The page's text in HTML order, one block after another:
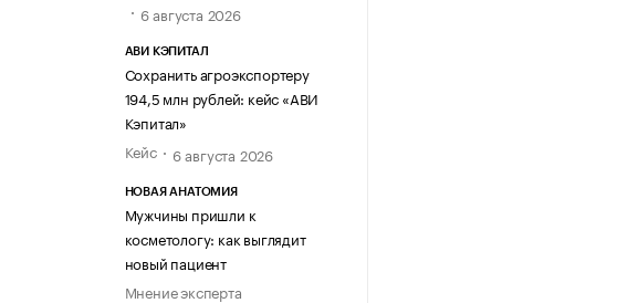
6 августа 2026
АВИ КЭПИТАЛ
Сохранить агроэкспортеру
194,5 млн рублей: кейс «АВИ
Кэпитал»
Кейс
6 августа 2026
НОВАЯ АНАТОМИЯ
Мужчины пришли к
косметологу: как выглядит
новый пациент
Мнение эксперта